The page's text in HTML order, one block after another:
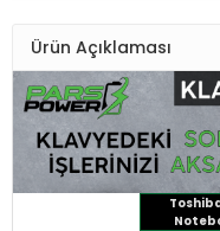
Ürün Açıklaması